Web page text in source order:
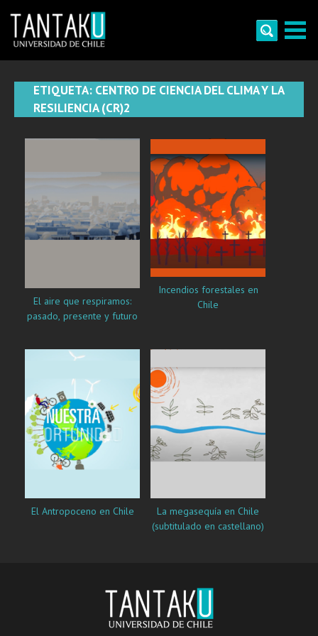
content
ETIQUETA: CENTRO DE CIENCIA DEL CLIMA Y LA
RESILIENCIA (CR)2
El aire que respiramos:
pasado, presente y futuro
Incendios forestales en
Chile
El Antropoceno en Chile
La megasequía en Chile
(subtitulado en castellano)